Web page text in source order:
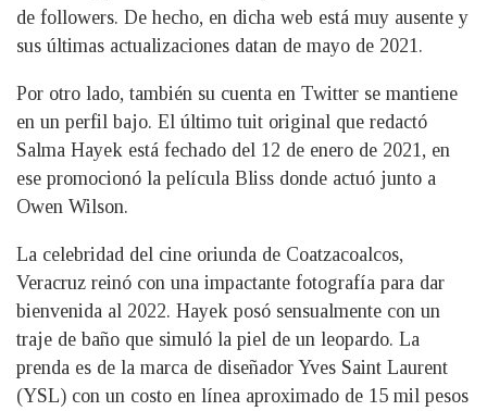
de followers. De hecho, en dicha web está muy ausente y
sus últimas actualizaciones datan de mayo de 2021.
Por otro lado, también su cuenta en Twitter se mantiene
en un perfil bajo. El último tuit original que redactó
Salma Hayek está fechado del 12 de enero de 2021, en
ese promocionó la película Bliss donde actuó junto a
Owen Wilson.
La celebridad del cine oriunda de Coatzacoalcos,
Veracruz reinó con una impactante fotografía para dar
bienvenida al 2022. Hayek posó sensualmente con un
traje de baño que simuló la piel de un leopardo. La
prenda es de la marca de diseñador Yves Saint Laurent
(YSL) con un costo en línea aproximado de 15 mil pesos